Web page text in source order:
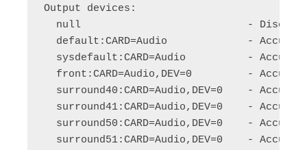
Output devices:
null                           -
default:CARD=Audio             -
sysdefault:CARD=Audio          -
front:CARD=Audio,DEV=0         -
surround40:CARD=Audio,DEV=0    -
surround41:CARD=Audio,DEV=0    -
surround50:CARD=Audio,DEV=0    -
surround51:CARD=Audio,DEV=0    -